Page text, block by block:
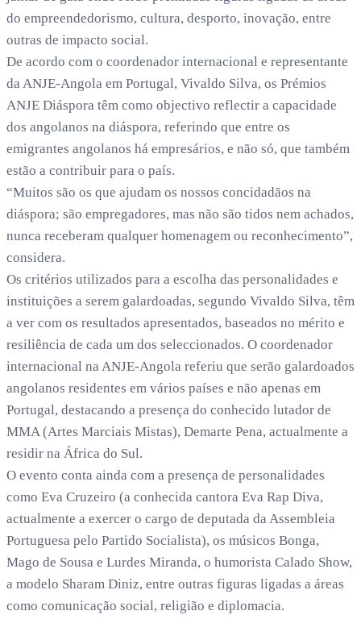
do empreendedorismo, cultura, desporto, inovação, entre
outras de impacto social.
De acordo com o coordenador internacional e representante
da ANJE-Angola em Portugal, Vivaldo Silva, os Prémios
ANJE Diáspora têm como objectivo reflectir a capacidade
dos angolanos na diáspora, referindo que entre os
emigrantes angolanos há empresários, e não só, que também
estão a contribuir para o país.
“Muitos são os que ajudam os nossos concidadãos na
diáspora; são empregadores, mas não são tidos nem achados,
nunca receberam qualquer homenagem ou reconhecimento”,
considera.
Os critérios utilizados para a escolha das personalidades e
instituições a serem galardoadas, segundo Vivaldo Silva, têm
a ver com os resultados apresentados, baseados no mérito e
resiliência de cada um dos seleccionados. O coordenador
internacional na ANJE-Angola referiu que serão galardoados
angolanos residentes em vários países e não apenas em
Portugal, destacando a presença do conhecido lutador de
MMA (Artes Marciais Mistas), Demarte Pena, actualmente a
residir na África do Sul.
O evento conta ainda com a presença de personalidades
como Eva Cruzeiro (a conhecida cantora Eva Rap Diva,
actualmente a exercer o cargo de deputada da Assembleia
Portuguesa pelo Partido Socialista), os músicos Bonga,
Mago de Sousa e Lurdes Miranda, o humorista Calado Show,
a modelo Sharam Diniz, entre outras figuras ligadas a áreas
como comunicação social, religião e diplomacia.